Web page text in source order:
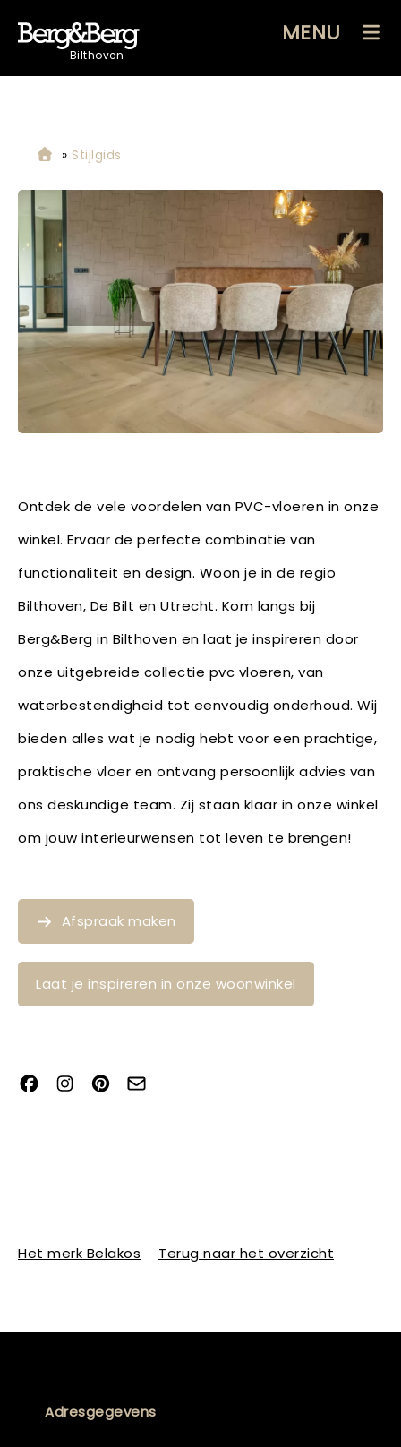
Bilthoven
MENU
» Stijlgids
Ontdek de vele voordelen van PVC-vloeren in onze
winkel. Ervaar de perfecte combinatie van
functionaliteit en design. Woon je in de regio
Bilthoven, De Bilt en Utrecht. Kom langs bij
Berg&Berg in Bilthoven en laat je inspireren door
onze uitgebreide collectie pvc vloeren, van
waterbestendigheid tot eenvoudig onderhoud. Wij
bieden alles wat je nodig hebt voor een prachtige,
praktische vloer en ontvang persoonlijk advies van
ons deskundige team. Zij staan klaar in onze winkel
om jouw interieurwensen tot leven te brengen!
Afspraak maken
Laat je inspireren in onze woonwinkel
Het merk Belakos Terug naar het overzicht
Adresgegevens